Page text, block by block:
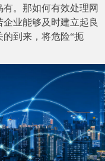
。那如何有效处理网
业能够及时建立起良
到来，将危险“扼